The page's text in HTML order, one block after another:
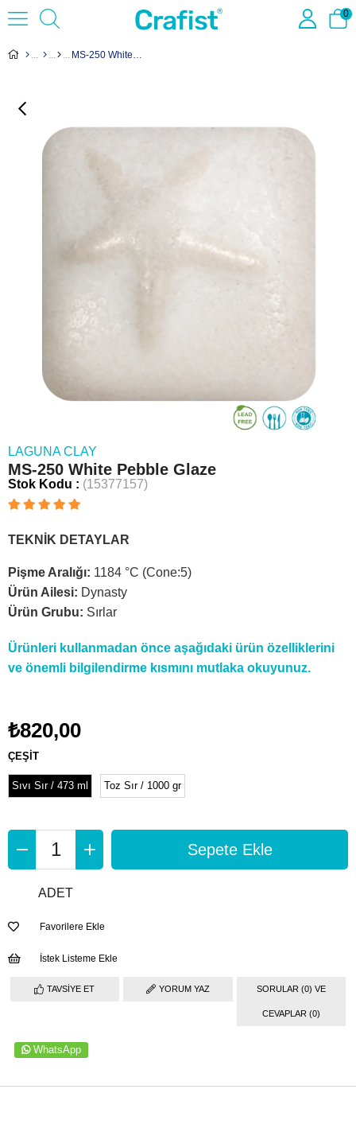
0
MS-250 White Pebble Glaze
LAGUNA CLAY
MS-250 White Pebble Glaze
Stok Kodu (15377157)
TEKNİK DETAYLAR
Pişme Aralığı: 1184 °C (Cone:5)
Ürün Ailesi: Dynasty
Ürün Grubu: Sırlar
Ürünleri kullanmadan önce aşağıdaki ürün özelliklerini
ve önemli bilgilendirme kısmını mutlaka okuyunuz.
₺820,00
ÇEŞİT
Sıvı Sır / 473 ml Toz Sır / 1000 gr
ADET
Favorilere Ekle
İstek Listeme Ekle
TAVSIYE ET YORUM YAZ SORULAR (0) VE
CEVAPLAR (0)
WhatsApp